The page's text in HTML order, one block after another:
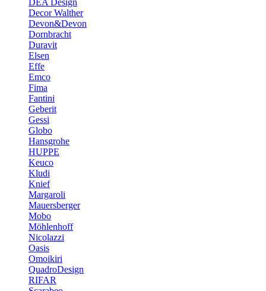
DEA Design
Decor Walther
Devon&Devon
Dornbracht
Duravit
Elsen
Effe
Emco
Fima
Fantini
Geberit
Gessi
Globo
Hansgrohe
HUPPE
Keuco
Kludi
Knief
Margaroli
Mauersberger
Mobo
Möhlenhoff
Nicolazzi
Oasis
Omoikiri
QuadroDesign
RIFAR